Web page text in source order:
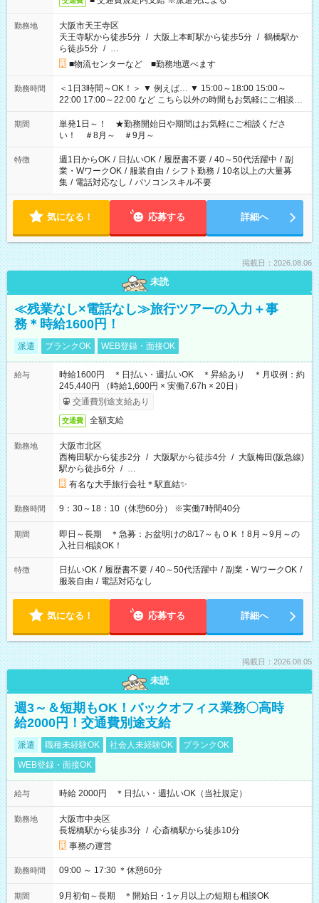
勤務地
大阪市天王寺区
天王寺駅から徒歩5分 / 大阪上本町駅から徒歩5分 / 鶴橋駅か
ら徒歩5分 / …
■物流センターなど ■勤務地選べます
勤務時間
＜1日3時間～OK！＞ ▼ 例えば… ▼ 15:00～18:00 15:00～
22:00 17:00～22:00 など こちら以外の時間もお気軽にご相談く
ださい！
期間
単発1日～！ ★勤務開始日や期間はお気軽にご相談くださ
い！ ＃8月～ ＃9月～
特徴 週1日からOK / 日払いOK / 履歴書不要 / 40～50代活躍中 / 副
業・WワークOK / 服装自由 / シフト勤務 / 10名以上の大量募
集 / 電話対応なし / パソコンスキル不要
気になる！ 応募する 詳細へ
掲載日：2026.08.06
未読
≪残業なし×電話なし≫旅行ツアーの入力＋事
務＊時給1600円！
派遣 ブランクOK WEB登録・面接OK
給与
時給1600円 ＊日払い・週払いOK ＊昇給あり ＊月収例：約
245,440円 （時給1,600円 × 実働7.67h × 20日）
交通費別途支給あり
交通費 全額支給
勤務地
大阪市北区
西梅田駅から徒歩2分 / 大阪駅から徒歩4分 / 大阪梅田(阪急線)
駅から徒歩6分 / …
有名な大手旅行会社＊駅直結✨
勤務時間 9：30～18：10（休憩60分） ※実働7時間40分
期間
即日～長期 ＊急募：お盆明けの8/17～もＯＫ！8月～9月～の
入社日相談OK！
特徴 日払いOK / 履歴書不要 / 40～50代活躍中 / 副業・WワークOK /
服装自由 / 電話対応なし
気になる！ 応募する 詳細へ
掲載日：2026.08.05
未読
週3～＆短期もOK！バックオフィス業務〇高時
給2000円！交通費別途支給
派遣 職種未経験OK 社会人未経験OK
ブランクOK
WEB登録・面接OK
給与 時給 2000円 ＊日払い・週払いOK（当社規定）
勤務地
大阪市中央区
長堀橋駅から徒歩3分 / 心斎橋駅から徒歩10分
事務の運営
勤務時間 09:00 ～ 17:30 ＊休憩60分
期間 9月初旬～長期 ＊開始日・1ヶ月以上の短期も相談OK